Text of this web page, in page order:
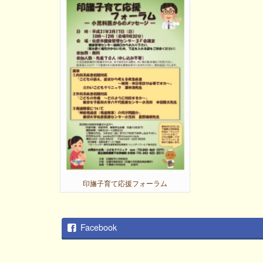
印旛子育て応援フォーラム
Facebook